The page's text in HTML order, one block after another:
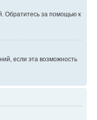
Обратитесь за помощью к
если эта возможность